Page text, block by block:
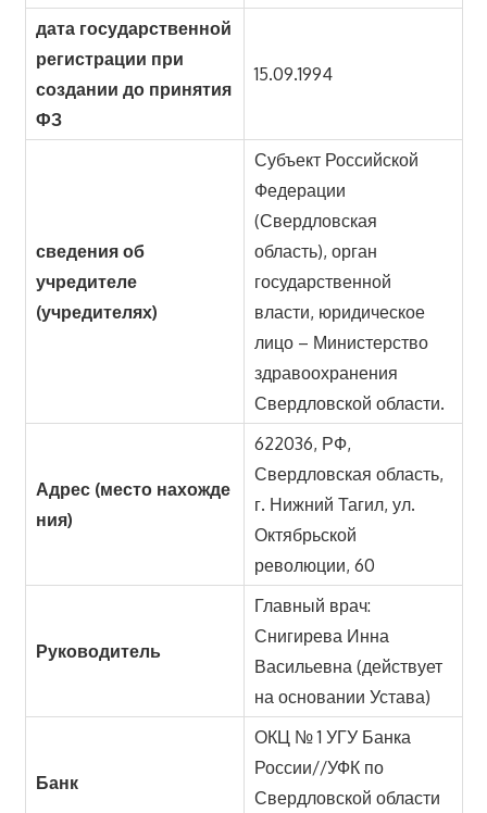
дата государственной
регистрации при
создании до принятия
ФЗ
15.09.1994
сведения об
учредителе
(учредителях)
Субъект Российской
Федерации
(Свердловская
область), орган
государственной
власти, юридическое
лицо – Министерство
здравоохранения
Свердловской области.
Адрес (место нахожде
ния)
622036, РФ,
Свердловская область,
г. Нижний Тагил, ул.
Октябрьской
революции, 60
Руководитель
Главный врач:
Снигирева Инна
Васильевна (действует
на основании Устава)
Банк
ОКЦ № 1 УГУ Банка
России//УФК по
Свердловской области